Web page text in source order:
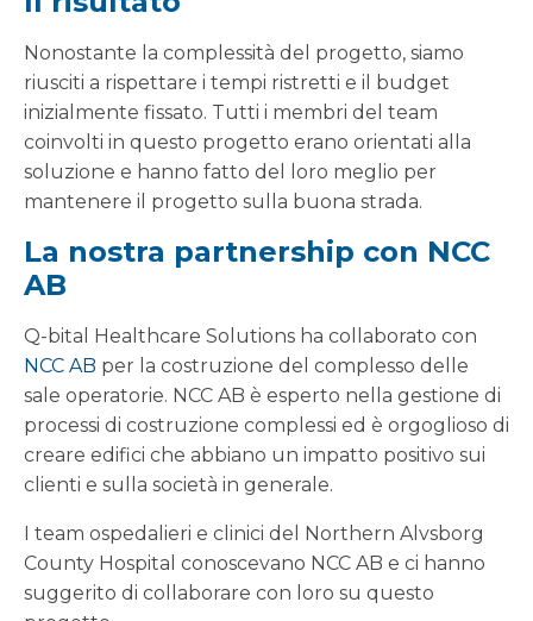
Nonostante la complessità del progetto, siamo
riusciti a rispettare i tempi ristretti e il budget
inizialmente fissato. Tutti i membri del team
coinvolti in questo progetto erano orientati alla
soluzione e hanno fatto del loro meglio per
mantenere il progetto sulla buona strada.
La nostra partnership con NCC
AB
Q-bital Healthcare Solutions ha collaborato con
NCC AB per la costruzione del complesso delle
sale operatorie. NCC AB è esperto nella gestione di
processi di costruzione complessi ed è orgoglioso di
creare edifici che abbiano un impatto positivo sui
clienti e sulla società in generale.
I team ospedalieri e clinici del Northern Alvsborg
County Hospital conoscevano NCC AB e ci hanno
suggerito di collaborare con loro su questo